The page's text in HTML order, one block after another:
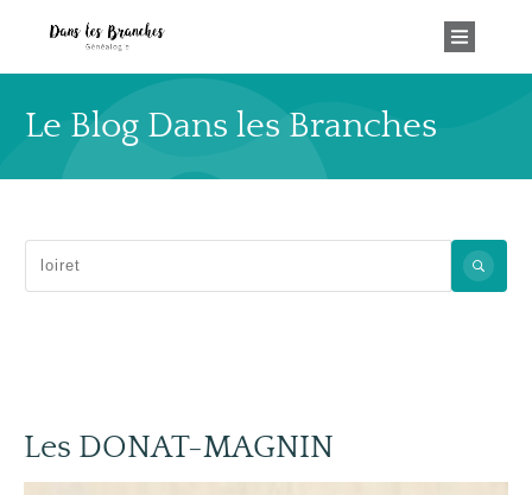
Le Blog Dans les Branches
Les DONAT-MAGNIN